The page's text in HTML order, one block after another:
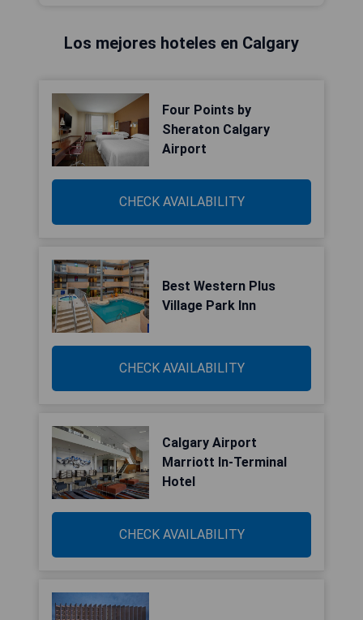
Los mejores hoteles en Calgary
Four Points by
Sheraton Calgary
Airport
CHECK AVAILABILITY
Best Western Plus
Village Park Inn
CHECK AVAILABILITY
Calgary Airport
Marriott In-Terminal
Hotel
CHECK AVAILABILITY